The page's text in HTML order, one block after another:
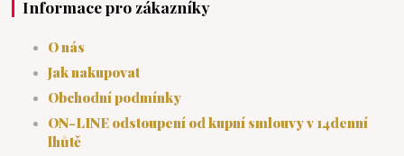
Informace pro zákazníky
O nás
Jak nakupovat
Obchodní podmínky
ON-LINE odstoupení od kupní smlouvy v 14denní
lhůtě